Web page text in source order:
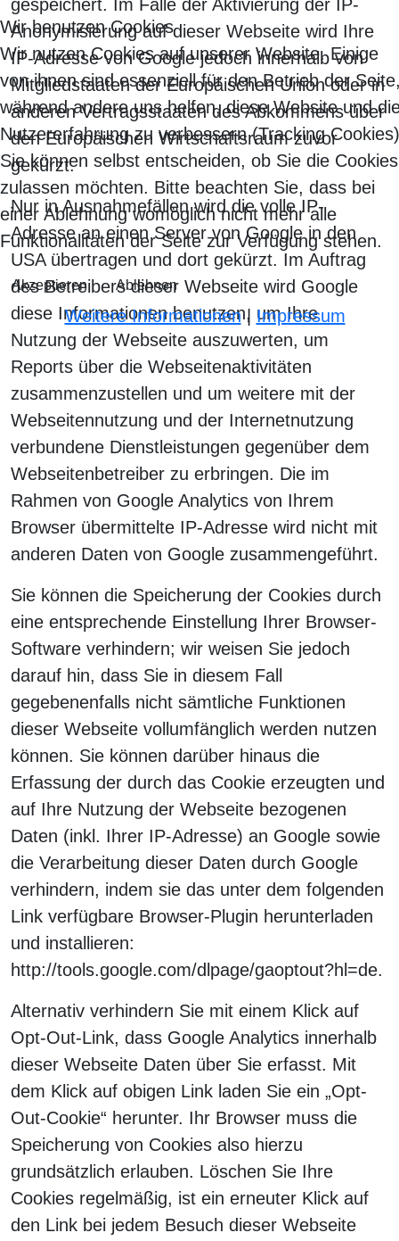
gespeichert. Im Falle der Aktivierung der IP-
Anonymisierung auf dieser Webseite wird Ihre
IP-Adresse von Google jedoch innerhalb von
Mitgliedstaaten der Europäischen Union oder in
anderen Vertragsstaaten des Abkommens über
den Europäischen Wirtschaftsraum zuvor
gekürzt.
Nur in Ausnahmefällen wird die volle IP-
Adresse an einen Server von Google in den
USA übertragen und dort gekürzt. Im Auftrag
des Betreibers dieser Webseite wird Google
diese Informationen benutzen, um Ihre
Nutzung der Webseite auszuwerten, um
Reports über die Webseitenaktivitäten
zusammenzustellen und um weitere mit der
Webseitennutzung und der Internetnutzung
verbundene Dienstleistungen gegenüber dem
Webseitenbetreiber zu erbringen. Die im
Rahmen von Google Analytics von Ihrem
Browser übermittelte IP-Adresse wird nicht mit
anderen Daten von Google zusammengeführt.
Sie können die Speicherung der Cookies durch
eine entsprechende Einstellung Ihrer Browser-
Software verhindern; wir weisen Sie jedoch
darauf hin, dass Sie in diesem Fall
gegebenenfalls nicht sämtliche Funktionen
dieser Webseite vollumfänglich werden nutzen
können. Sie können darüber hinaus die
Erfassung der durch das Cookie erzeugten und
auf Ihre Nutzung der Webseite bezogenen
Daten (inkl. Ihrer IP-Adresse) an Google sowie
die Verarbeitung dieser Daten durch Google
verhindern, indem sie das unter dem folgenden
Link verfügbare Browser-Plugin herunterladen
und installieren:
http://tools.google.com/dlpage/gaoptout?hl=de.
Alternativ verhindern Sie mit einem Klick auf
Opt-Out-Link, dass Google Analytics innerhalb
dieser Webseite Daten über Sie erfasst. Mit
dem Klick auf obigen Link laden Sie ein „Opt-
Out-Cookie“ herunter. Ihr Browser muss die
Speicherung von Cookies also hierzu
grundsätzlich erlauben. Löschen Sie Ihre
Cookies regelmäßig, ist ein erneuter Klick auf
den Link bei jedem Besuch dieser Webseite
Wir benutzen Cookies
Wir nutzen Cookies auf unserer Website. Einige
von ihnen sind essenziell für den Betrieb der
während andere uns helfen, diese Website und
Nutzererfahrung zu verbessern (Tracking
Sie können selbst entscheiden, ob Sie die Cookies
zulassen möchten. Bitte beachten Sie, dass bei
einer Ablehnung womöglich nicht mehr alle
Funktionalitäten der Seite zur Verfügung stehen.
Akzeptieren Ablehnen
Weitere Informationen| Impressum